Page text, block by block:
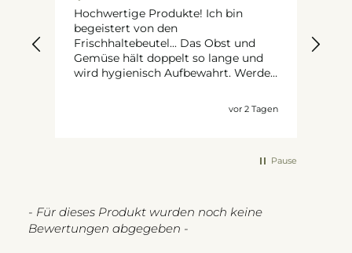
Hochwertige Produkte! Ich bin
begeistert von den
Frischhaltebeutel... Das Obst und
Gemüse hält doppelt so lange und
wird hygienisch Aufbewahrt. Werde
vor 2 Tagen
Pause
- Für dieses Produkt wurden noch keine
Bewertungen abgegeben -
New content loaded